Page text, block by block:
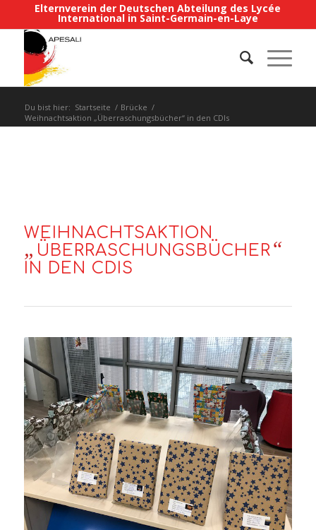
Elternverein der Deutschen Abteilung des Lycée
International in Saint-Germain-en-Laye
Du bist hier: Startseite / Brücke /
Weihnachtsaktion „Überraschungsbücher“ in den CDIs
WEIHNACHTSAKTION
„ ÜBERRASCHUNGSBÜCHER “
IN DEN CDIS